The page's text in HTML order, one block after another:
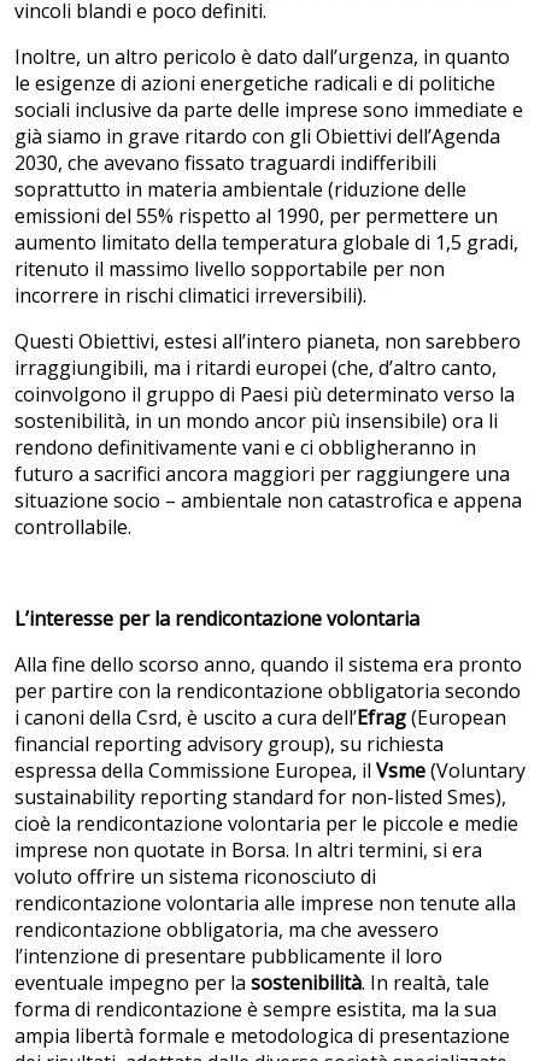
vincoli blandi e poco definiti.
Inoltre, un altro pericolo è dato dall’urgenza, in quanto
le esigenze di azioni energetiche radicali e di politiche
sociali inclusive da parte delle imprese sono immediate e
già siamo in grave ritardo con gli Obiettivi dell’Agenda
2030, che avevano fissato traguardi indifferibili
soprattutto in materia ambientale (riduzione delle
emissioni del 55% rispetto al 1990, per permettere un
aumento limitato della temperatura globale di 1,5 gradi,
ritenuto il massimo livello sopportabile per non
incorrere in rischi climatici irreversibili).
Questi Obiettivi, estesi all’intero pianeta, non sarebbero
irraggiungibili, ma i ritardi europei (che, d’altro canto,
coinvolgono il gruppo di Paesi più determinato verso la
sostenibilità, in un mondo ancor più insensibile) ora li
rendono definitivamente vani e ci obbligheranno in
futuro a sacrifici ancora maggiori per raggiungere una
situazione socio – ambientale non catastrofica e appena
controllabile.
L’interesse per la rendicontazione volontaria
Alla fine dello scorso anno, quando il sistema era pronto
per partire con la rendicontazione obbligatoria secondo
i canoni della Csrd, è uscito a cura dell’Efrag(European
financial reporting advisory group), su richiesta
espressa della Commissione Europea, il Vsme(Voluntary
sustainability reporting standard for non-listed Smes),
cioè la rendicontazione volontaria per le piccole e medie
imprese non quotate in Borsa. In altri termini, si era
voluto offrire un sistema riconosciuto di
rendicontazione volontaria alle imprese non tenute alla
rendicontazione obbligatoria, ma che avessero
l’intenzione di presentare pubblicamente il loro
eventuale impegno per la sostenibilità. In realtà, tale
forma di rendicontazione è sempre esistita, ma la sua
ampia libertà formale e metodologica di presentazione